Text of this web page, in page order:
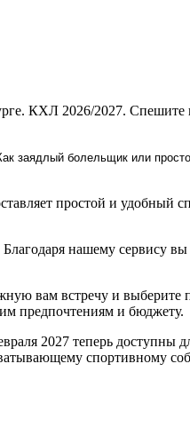
КХЛ 2026/2027. Спешите
заядлый болельщик или
простой и удобный
нашему сервису вы
вам встречу и выберите
предпочтениям и бюджету.
2027 теперь доступны
спортивному